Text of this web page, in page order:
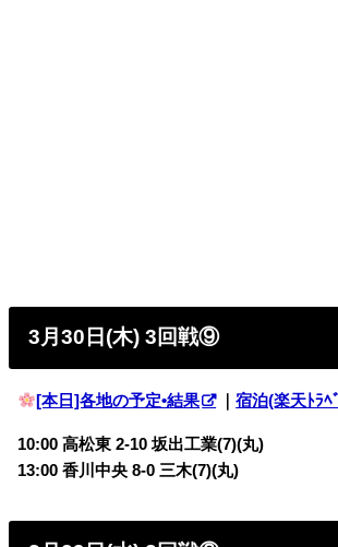
3月30日(木) 3回戦⑨
[本日]各地の予定•結果 ｜宿泊(楽天ﾄﾗﾍ
10:00 高松東 2-10 坂出工業(7)(丸)
13:00 香川中央 8-0 三木(7)(丸)